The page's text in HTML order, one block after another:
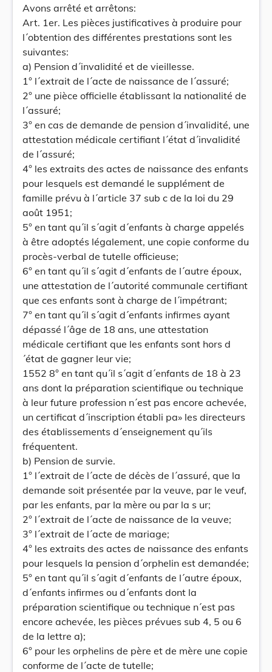
Avons arrêté et arrêtons:
Art. 1er. Les pièces justificatives à produire pour
l´obtention des différentes prestations sont les
suivantes:
a) Pension d´invalidité et de vieillesse.
1° l´extrait de l´acte de naissance de l´assuré;
2° une pièce officielle établissant la nationalité de
l´assuré;
3° en cas de demande de pension d´invalidité, une
attestation médicale certifiant l´état d´invalidité
de l´assuré;
4° les extraits des actes de naissance des enfants
pour lesquels est demandé le supplément de
famille prévu à l´article 37 sub c de la loi du 29
août 1951;
5° en tant qu´il s´agit d´enfants à charge appelés
à être adoptés légalement, une copie conforme du
procès-verbal de tutelle officieuse;
6° en tant qu´il s´agit d´enfants de l´autre époux,
une attestation de l´autorité communale certifiant
que ces enfants sont à charge de l´impétrant;
7° en tant qu´il s´agit d´enfants infirmes ayant
dépassé l´âge de 18 ans, une attestation
médicale certifiant que les enfants sont hors d
´état de gagner leur vie;
1552 8° en tant qu´il s´agit d´enfants de 18 à 23
ans dont la préparation scientifique ou technique
à leur future profession n´est pas encore achevée,
un certificat d´inscription établi pa» les directeurs
des établissements d´enseignement qu´ils
fréquentent.
b) Pension de survie.
1° l´extrait de l´acte de décès de l´assuré, que la
demande soit présentée par la veuve, par le veuf,
par les enfants, par la mère ou par la s ur;
2° l´extrait de l´acte de naissance de la veuve;
3° l´extrait de l´acte de mariage;
4° les extraits des actes de naissance des enfants
pour lesquels la pension d´orphelin est demandée;
5° en tant qu´il s´agit d´enfants de l´autre époux,
d´enfants infirmes ou d´enfants dont la
préparation scientifique ou technique n´est pas
encore achevée, les pièces prévues sub 4, 5 ou 6
de la lettre a);
6° pour les orphelins de père et de mère une copie
conforme de l´acte de tutelle;